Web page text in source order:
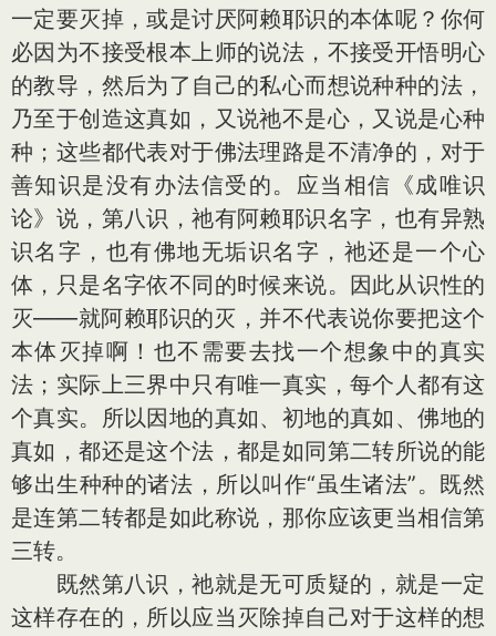
一定要灭掉，或是讨厌阿赖耶识的本体呢？你何
必因为不接受根本上师的说法，不接受开悟明心
的教导，然后为了自己的私心而想说种种的法，
乃至于创造这真如，又说祂不是心，又说是心种
种；这些都代表对于佛法理路是不清净的，对于
善知识是没有办法信受的。应当相信《成唯识
论》说，第八识，祂有阿赖耶识名字，也有异熟
识名字，也有佛地无垢识名字，祂还是一个心
体，只是名字依不同的时候来说。因此从识性的
灭——就阿赖耶识的灭，并不代表说你要把这个
本体灭掉啊！也不需要去找一个想象中的真实
法；实际上三界中只有唯一真实，每个人都有这
个真实。所以因地的真如、初地的真如、佛地的
真如，都还是这个法，都是如同第二转所说的能
够出生种种的诸法，所以叫作“虽生诸法”。既然
是连第二转都是如此称说，那你应该更当相信第
三转。
既然第八识，祂就是无可质疑的，就是一定
这样存在的，所以应当灭除掉自己对于这样的想